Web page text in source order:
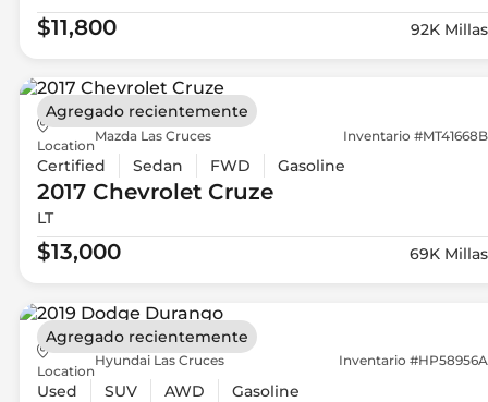
$11,800 92K Millas
Location
Mazda Las Cruces Inventario #MT41668B
Certified Sedan FWD Gasoline
2017 ChevroletCruze
LT
$13,000 69K Millas
Agregado recientemente
Location
Hyundai Las Cruces Inventario #HP58956A
Used SUV AWD Gasoline
Agregado recientemente